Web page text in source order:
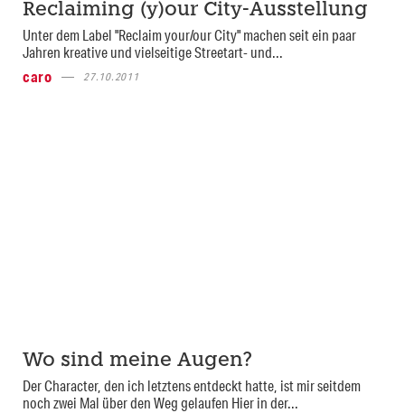
Reclaiming (y)our City-Ausstellung
Unter dem Label "Reclaim your/our City" machen seit ein paar
Jahren kreative und vielseitige Streetart- und...
caro
27.10.2011
Wo sind meine Augen?
Der Character, den ich letztens entdeckt hatte, ist mir seitdem
noch zwei Mal über den Weg gelaufen Hier in der...